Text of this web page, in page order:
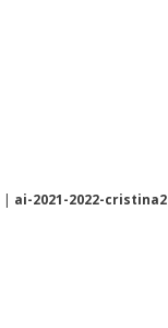
| ai-2021-2022-cristina2